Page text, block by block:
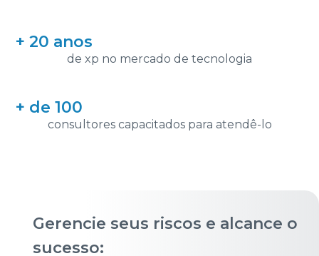
+ 20 anos
de xp no mercado de tecnologia
+ de 100
consultores capacitados para atendê-lo
Gerencie seus riscos e alcance o
sucesso: